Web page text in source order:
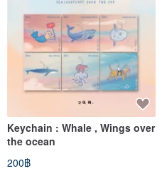
Keychain : Whale , Wings over
the ocean
200฿